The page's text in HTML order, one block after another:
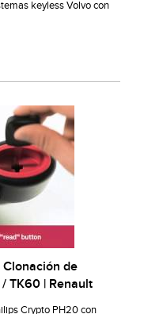
keyless Volvo con
de
TK60 | Renault
Crypto PH20 con